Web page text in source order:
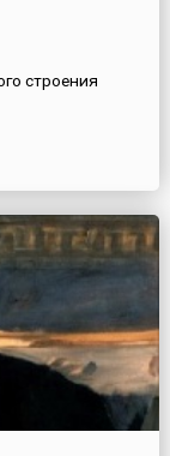
строения